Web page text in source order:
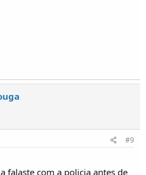
#9
falaste com a policia antes de